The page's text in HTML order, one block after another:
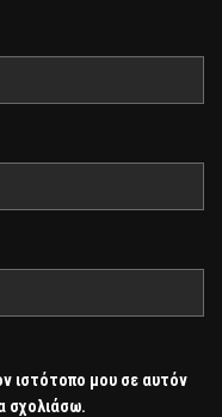
ιστότοπο μου σε αυτόν
σχολιάσω.